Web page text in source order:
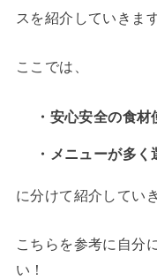
スを紹介していきます
ここでは、
・安心安全の食
・メニューが多
に分けて紹介してい
こちらを参考に自分
い！